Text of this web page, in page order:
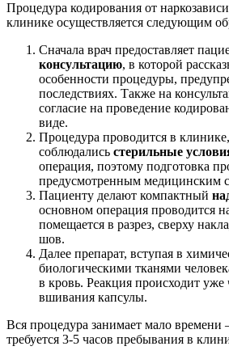
Процедура кодирования от
клинике осуществляется следующим
Сначала врач предоставляет
консультацию, в которой
особенности процедуры,
последствиях. Также на
согласие на проведение
виде.
Процедура проводится в
соблюдались стерильные
операция, поэтому подготовка
предусмотренным медицинским
Пациенту делают компактный
основном операция проводится
помещается в разрез, сверху
шов.
Далее препарат, вступая в
биологическими тканями
в кровь. Реакция происходит уже
вшивания капсулы.
Вся процедура занимает мало времени
требуется 3-5 часов пребывания в